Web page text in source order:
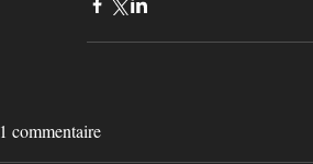
1 commentaire